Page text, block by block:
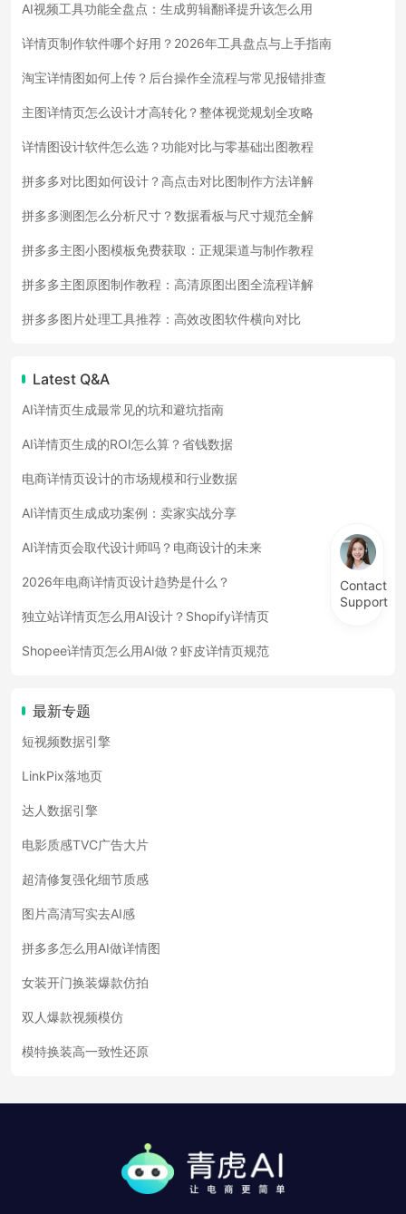
AI视频工具功能全盘点：生成剪辑翻译提升该怎么用
详情页制作软件哪个好用？2026年工具盘点与上手指南
淘宝详情图如何上传？后台操作全流程与常见报错排查
主图详情页怎么设计才高转化？整体视觉规划全攻略
详情图设计软件怎么选？功能对比与零基础出图教程
拼多多对比图如何设计？高点击对比图制作方法详解
拼多多测图怎么分析尺寸？数据看板与尺寸规范全解
拼多多主图小图模板免费获取：正规渠道与制作教程
拼多多主图原图制作教程：高清原图出图全流程详解
拼多多图片处理工具推荐：高效改图软件横向对比
Latest Q&A
AI详情页生成最常见的坑和避坑指南
AI详情页生成的ROI怎么算？省钱数据
电商详情页设计的市场规模和行业数据
AI详情页生成成功案例：卖家实战分享
AI详情页会取代设计师吗？电商设计的未来
2026年电商详情页设计趋势是什么？
独立站详情页怎么用AI设计？Shopify详情页
Shopee详情页怎么用AI做？虾皮详情页规范
最新专题
短视频数据引擎
LinkPix落地页
达人数据引擎
电影质感TVC广告大片
超清修复强化细节质感
图片高清写实去AI感
拼多多怎么用AI做详情图
女装开门换装爆款仿拍
双人爆款视频模仿
模特换装高一致性还原
Contact
Support